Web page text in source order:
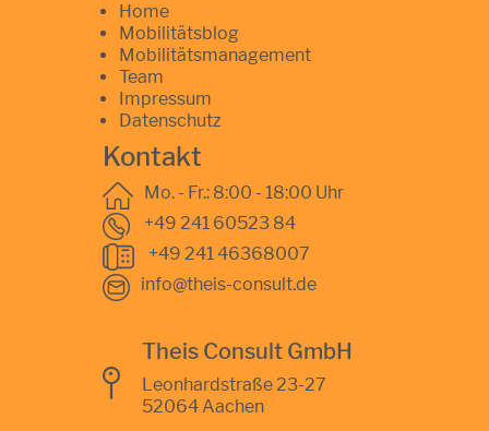
Home
Mobilitätsblog
Mobilitätsmanagement
Team
Impressum
Datenschutz
Kontakt
Mo. - Fr.: 8:00 - 18:00 Uhr
+49 241 60523 84
+49 241 46368007
info@theis-consult.de
Theis Consult GmbH
Leonhardstraße 23-27
52064 Aachen